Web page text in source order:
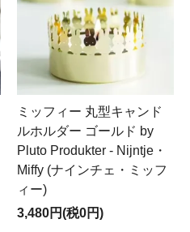
ミッフィー 丸型キャンド
ルホルダー ゴールド by
Pluto Produkter - Nijntje・
Miffy (ナインチェ・ミッフ
ィー)
3,480円(税0円)